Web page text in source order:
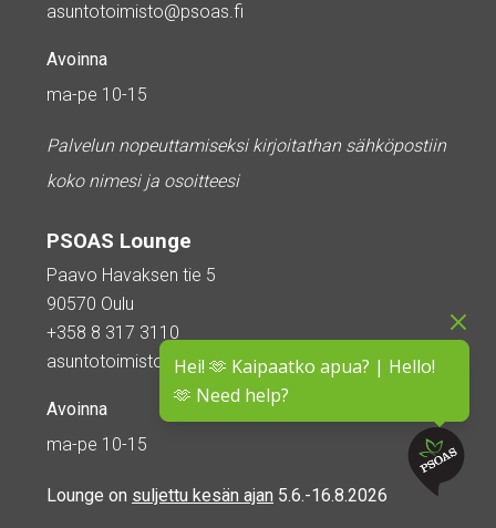
Hei! 🫶 Kaipaatko apua? | Hello!
🫶 Need help?
asuntotoimisto@psoas.fi
Avoinna
ma-pe 10-15
Palvelun nopeuttamiseksi kirjoitathan sähköpostiin
koko nimesi ja osoitteesi
PSOAS Lounge
Paavo Havaksen tie 5
90570 Oulu
+358 8 317 3110
asuntotoimisto@psoas.fi
Avoinna
ma-pe 10-15
Lounge on suljettu kesän ajan 5.6.-16.8.2026